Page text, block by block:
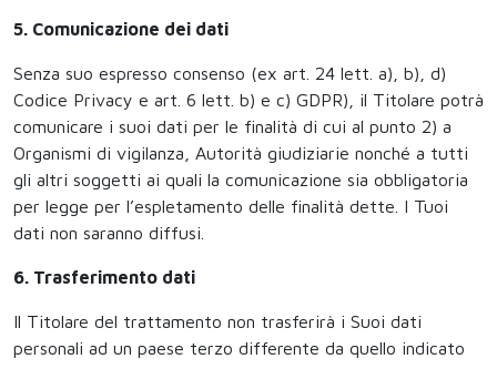
5. Comunicazione dei dati
Senza suo espresso consenso (ex art. 24 lett. a), b), d)
Codice Privacy e art. 6 lett. b) e c) GDPR), il Titolare potrà
comunicare i suoi dati per le finalità di cui al punto 2) a
Organismi di vigilanza, Autorità giudiziarie nonché a tutti
gli altri soggetti ai quali la comunicazione sia obbligatoria
per legge per l’espletamento delle finalità dette. I Tuoi
dati non saranno diffusi.
6. Trasferimento dati
Il Titolare del trattamento non trasferirà i Suoi dati
personali ad un paese terzo differente da quello indicato